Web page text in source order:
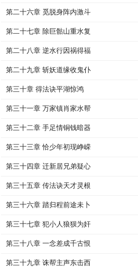
第二十六章 觅脱身阵内激斗
第二十七章 除巨骷山重水复
第二十八章 逆水行因祸得福
第二十九章 斩妖道缘收鬼仆
第三十章 得法诀平湖惊鸿
第三十一章 万家镇肖家水帮
第三十二章 手足情铜钱暗器
第三十三章 恰少年初现峥嵘
第三十四章 迁新居兄弟疑心
第三十五章 传法诀天才灵根
第三十六章 踏归程前途未卜
第三十七章 犯小人狼狈为奸
第三十八章 一念差成千古恨
第三十九章 诛帮主声东击西